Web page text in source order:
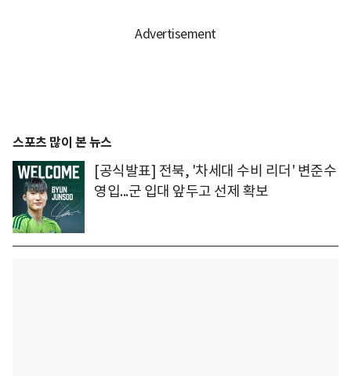
스포츠 많이 본 뉴스
[공식발표] 전북, '차세대 수비 리더' 변준수
영입...군 입대 앞두고 선제 확보